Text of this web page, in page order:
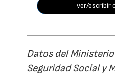
ver/escribir
Datos del
Seguridad Social y